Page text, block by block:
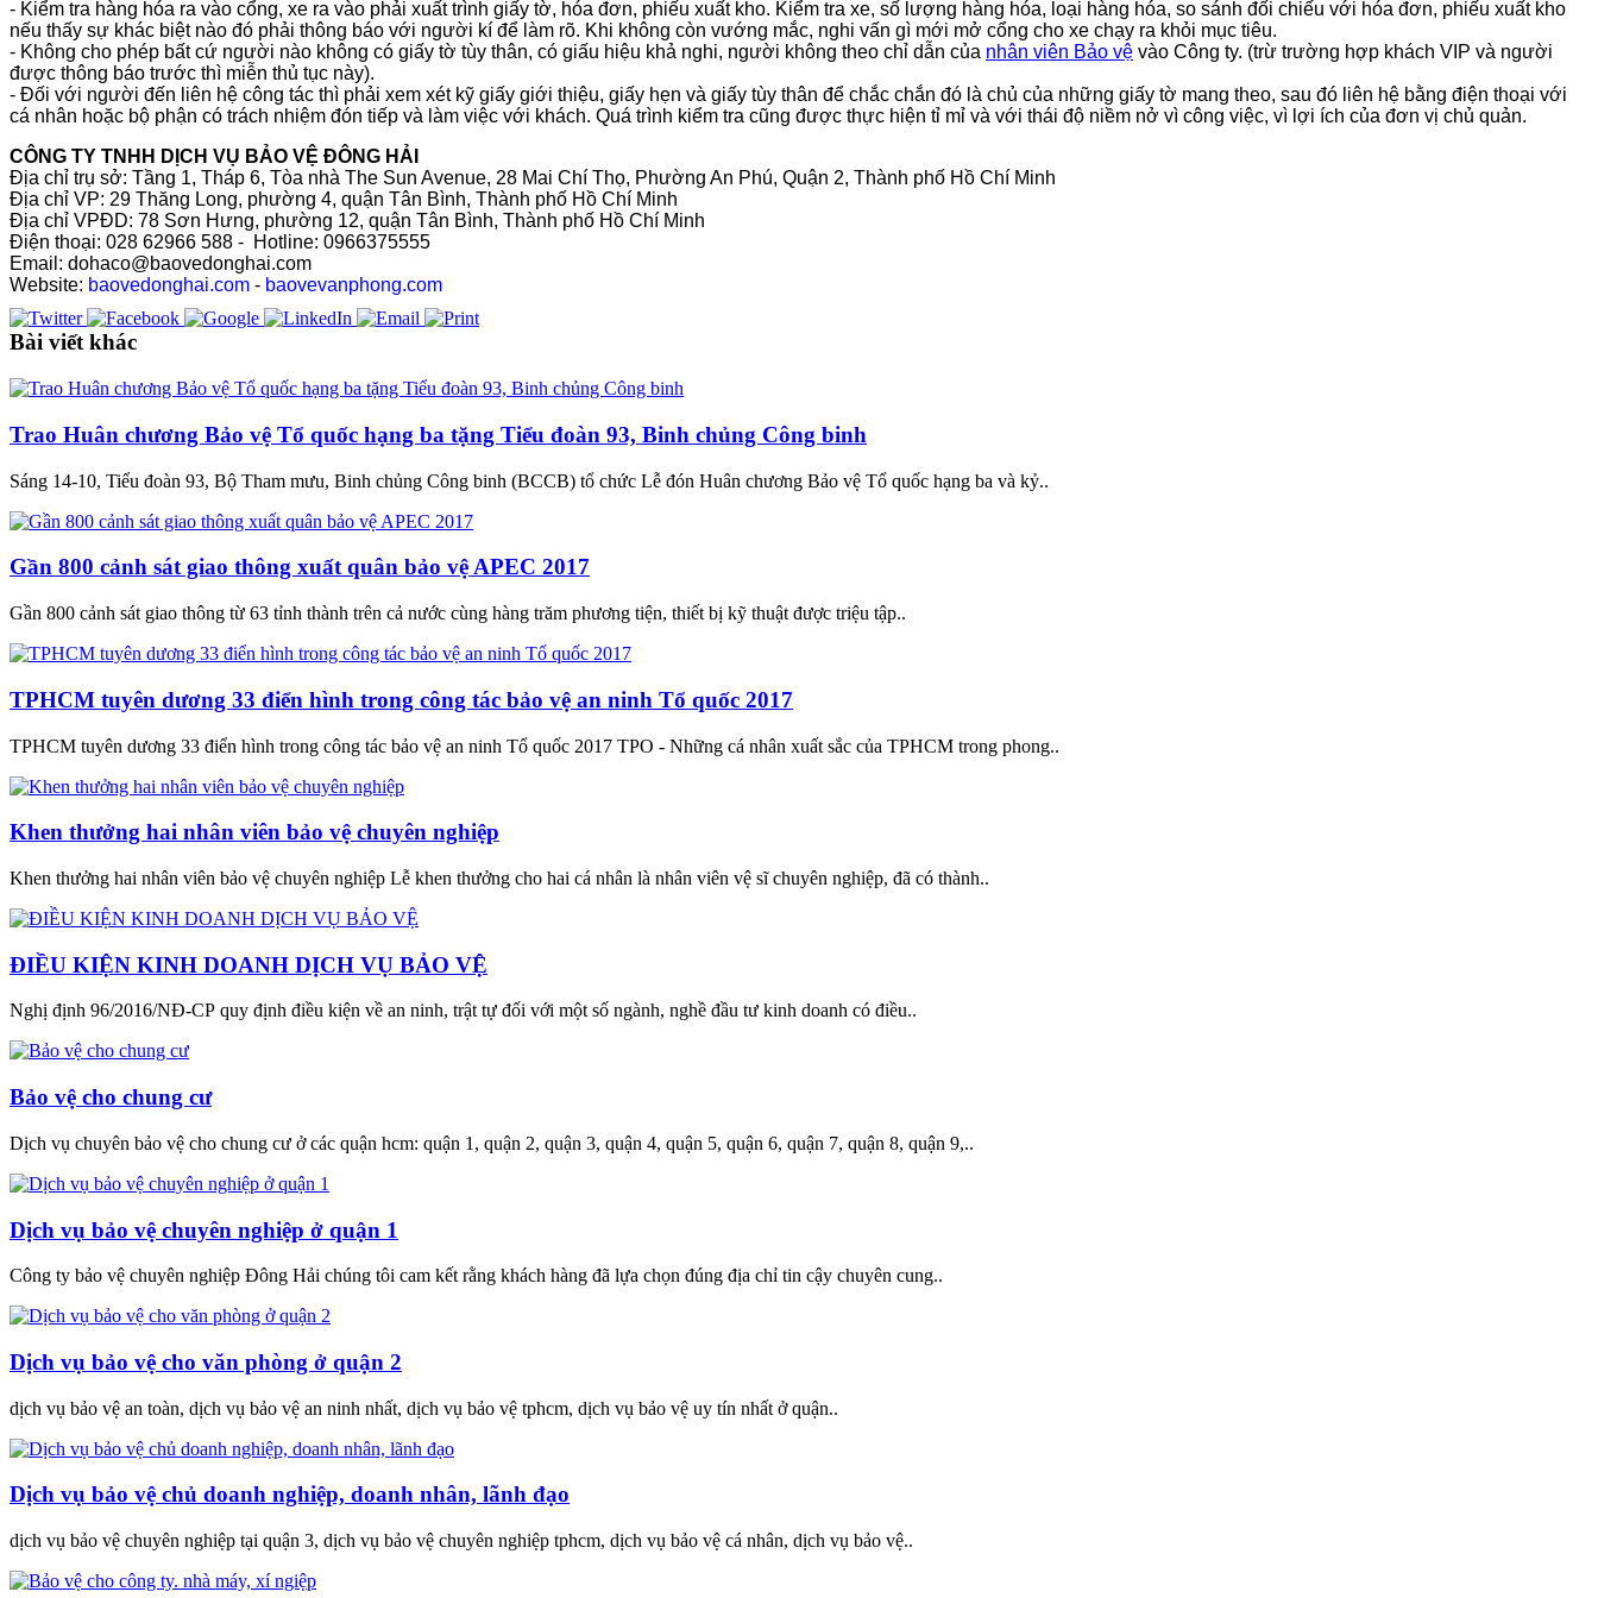
- Kiểm tra hàng hóa ra vào cổng, xe ra vào phải xuất trình giấy tờ, hóa đơn, phiếu xuất kho. Kiểm tra xe, số lượng hàng hóa, loại hàng hóa, so sánh đối chiếu với hóa đơn, phiếu xuất kho
nếu thấy sự khác biệt nào đó phải thông báo với người kí để làm rõ. Khi không còn vướng mắc, nghi vấn gì mới mở cổng cho xe chạy ra khỏi mục tiêu.
- Không cho phép bất cứ người nào không có giấy tờ tùy thân, có giấu hiệu khả nghi, người không theo chỉ dẫn của nhân viên Bảo vệ vào Công ty. (trừ trường hợp khách VIP và người
được thông báo trước thì miễn thủ tục này).
- Đối với người đến liên hệ công tác thì phải xem xét kỹ giấy giới thiệu, giấy hẹn và giấy tùy thân để chắc chắn đó là chủ của những giấy tờ mang theo, sau đó liên hệ bằng điện thoại với
cá nhân hoặc bộ phận có trách nhiệm đón tiếp và làm việc với khách. Quá trình kiểm tra cũng được thực hiện tỉ mỉ và với thái độ niềm nở vì công việc, vì lợi ích của đơn vị chủ quản.
CÔNG TY TNHH DỊCH VỤ BẢO VỆ ĐÔNG HẢI
Địa chỉ trụ sở: Tầng 1, Tháp 6, Tòa nhà The Sun Avenue, 28 Mai Chí Thọ, Phường An Phú, Quận 2, Thành phố Hồ Chí Minh
Địa chỉ VP: 29 Thăng Long, phường 4, quận Tân Bình, Thành phố Hồ Chí Minh
Địa chỉ VPĐD: 78 Sơn Hưng, phường 12, quận Tân Bình, Thành phố Hồ Chí Minh
Điện thoại: 028 62966 588 - Hotline: 0966375555
Email: dohaco@baovedonghai.com
Website: baovedonghai.com - baovevanphong.com
Bài viết khác
Trao Huân chương Bảo vệ Tổ quốc hạng ba tặng Tiểu đoàn 93, Binh chủng Công binh
Sáng 14-10, Tiểu đoàn 93, Bộ Tham mưu, Binh chủng Công binh (BCCB) tổ chức Lễ đón Huân chương Bảo vệ Tổ quốc hạng ba và kỷ..
Gần 800 cảnh sát giao thông xuất quân bảo vệ APEC 2017
Gần 800 cảnh sát giao thông từ 63 tỉnh thành trên cả nước cùng hàng trăm phương tiện, thiết bị kỹ thuật được triệu tập..
TPHCM tuyên dương 33 điển hình trong công tác bảo vệ an ninh Tổ quốc 2017
TPHCM tuyên dương 33 điển hình trong công tác bảo vệ an ninh Tổ quốc 2017 TPO - Những cá nhân xuất sắc của TPHCM trong phong..
Khen thưởng hai nhân viên bảo vệ chuyên nghiệp
Khen thưởng hai nhân viên bảo vệ chuyên nghiệp Lễ khen thưởng cho hai cá nhân là nhân viên vệ sĩ chuyên nghiệp, đã có thành..
ĐIỀU KIỆN KINH DOANH DỊCH VỤ BẢO VỆ
Nghị định 96/2016/NĐ-CP quy định điều kiện về an ninh, trật tự đối với một số ngành, nghề đầu tư kinh doanh có điều..
Bảo vệ cho chung cư
Dịch vụ chuyên bảo vệ cho chung cư ở các quận hcm: quận 1, quận 2, quận 3, quận 4, quận 5, quận 6, quận 7, quận 8, quận 9,..
Dịch vụ bảo vệ chuyên nghiệp ở quận 1
Công ty bảo vệ chuyên nghiệp Đông Hải chúng tôi cam kết rằng khách hàng đã lựa chọn đúng địa chỉ tin cậy chuyên cung..
Dịch vụ bảo vệ cho văn phòng ở quận 2
dịch vụ bảo vệ an toàn, dịch vụ bảo vệ an ninh nhất, dịch vụ bảo vệ tphcm, dịch vụ bảo vệ uy tín nhất ở quận..
Dịch vụ bảo vệ chủ doanh nghiệp, doanh nhân, lãnh đạo
dịch vụ bảo vệ chuyên nghiệp tại quận 3, dịch vụ bảo vệ chuyên nghiệp tphcm, dịch vụ bảo vệ cá nhân, dịch vụ bảo vệ..